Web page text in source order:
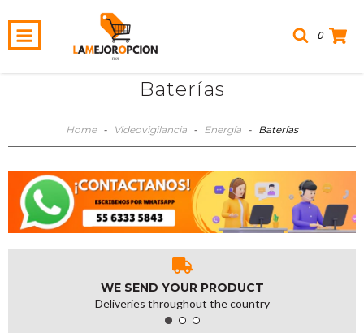
0
Baterías
Home - Videovigilancia - Energía - Baterías
WE SEND YOUR PRODUCT
Deliveries throughout the country